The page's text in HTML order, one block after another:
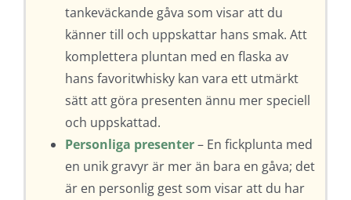
tankeväckande gåva som visar att du
känner till och uppskattar hans smak. Att
komplettera pluntan med en flaska av
hans favoritwhisky kan vara ett utmärkt
sätt att göra presenten ännu mer speciell
och uppskattad.
Personliga presenter– En fickplunta med
en unik gravyr är mer än bara en gåva; det
är en personlig gest som visar att du har